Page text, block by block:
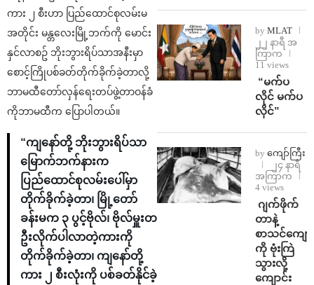
ကား ၂ စီးဟာ ပြည်ထောင်စုလမ်းမ
အတိုင်း မန္တလေးမြို့ဘက်ကို မောင်း
နှင်လာစဥ် ဘိုးဘွားရိပ်သာအနီးမှာ
စောင့်ကြိုပစ်ခတ်တိုက်ခိုက်ခဲ့တာလို့
ဘာမထီတော်လှန်ရေးတပ်ဖွဲ့တာဝန်ခံ
ကိုဘာမထီက ပြောပါတယ်။
“ကျနော်တို့ ဘိုးဘွားရိပ်သာ
မြောက်ဘက်နားက
ပြည်ထောင်စုလမ်းပေါ်မှာ
တိုက်ခိုက်ခဲ့တာ၊ မြို့တော်
ခန်းမက ၃ ပွင့်ဗိုလ်၊ ဗိုလ်မှူးတ
ဦးလိုက်ပါလာတဲ့ကားကို
တိုက်ခိုက်ခဲ့တာ၊ ကျနော်တို့
ကား ၂ စီးလုံးကို ပစ်ခတ်နိုင်ခဲ့
by MLAT
၂၂ နာရီ အ
ကြာက
11 views
⁨ ⁨“မက်ပ
လိုင် မက်ပ
လိုင်”
by ကျော်ကြီး
၂၄ နာရီ
အကြာက
4 views
⁨⁩ ⁨ဂျက်ဖိုက်
တာနဲ့
စာသင်ကျော
ကို ဗုံးကြဲ
သွားလို့
ကျောင်း